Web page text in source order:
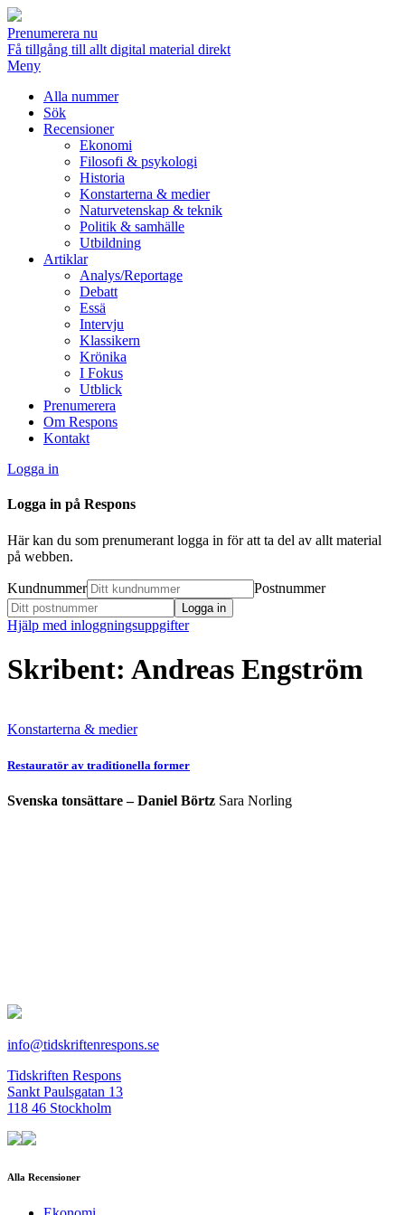
Prenumerera nu
Få tillgång till allt digital material direkt
Meny
Alla nummer
Sök
Recensioner
Ekonomi
Filosofi & psykologi
Historia
Konstarterna & medier
Naturvetenskap & teknik
Politik & samhälle
Utbildning
Artiklar
Analys/Reportage
Debatt
Essä
Intervju
Klassikern
Krönika
I Fokus
Utblick
Prenumerera
Om Respons
Kontakt
Logga in
Logga in på Respons
Här kan du som prenumerant logga in för att ta del av allt material
på webben.
Kundnummer Postnummer
Hjälp med inloggningsuppgifter
Skribent: Andreas Engström
Konstarterna & medier
Restauratör av traditionella former
Svenska tonsättare – Daniel Börtz Sara Norling
info@tidskriftenrespons.se
Tidskriften Respons
Sankt Paulsgatan 13
118 46 Stockholm
Alla Recensioner